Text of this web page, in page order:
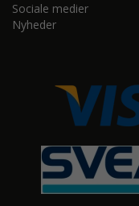
Sociale medier
Nyheder